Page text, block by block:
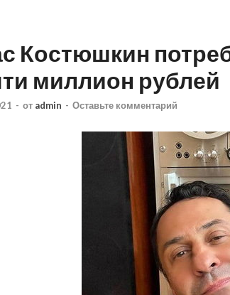
Костюшкин
миллион рублей
- от admin - Оставьте комментарий